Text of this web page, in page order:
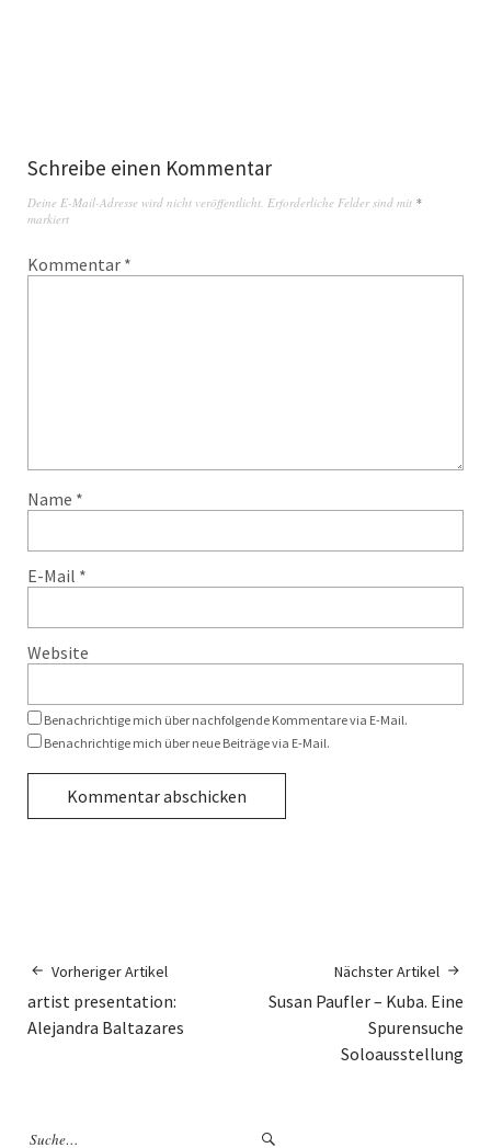
Schreibe einen Kommentar
Deine E-Mail-Adresse wird nicht veröffentlicht. Erforderliche Felder sind mit *
markiert
Kommentar *
Name *
E-Mail *
Website
Benachrichtige mich über nachfolgende Kommentare via E-Mail.
Benachrichtige mich über neue Beiträge via E-Mail.
Vorheriger Artikel
artist presentation:
Alejandra Baltazares
Nächster Artikel
Susan Paufler – Kuba. Eine
Spurensuche
Soloausstellung